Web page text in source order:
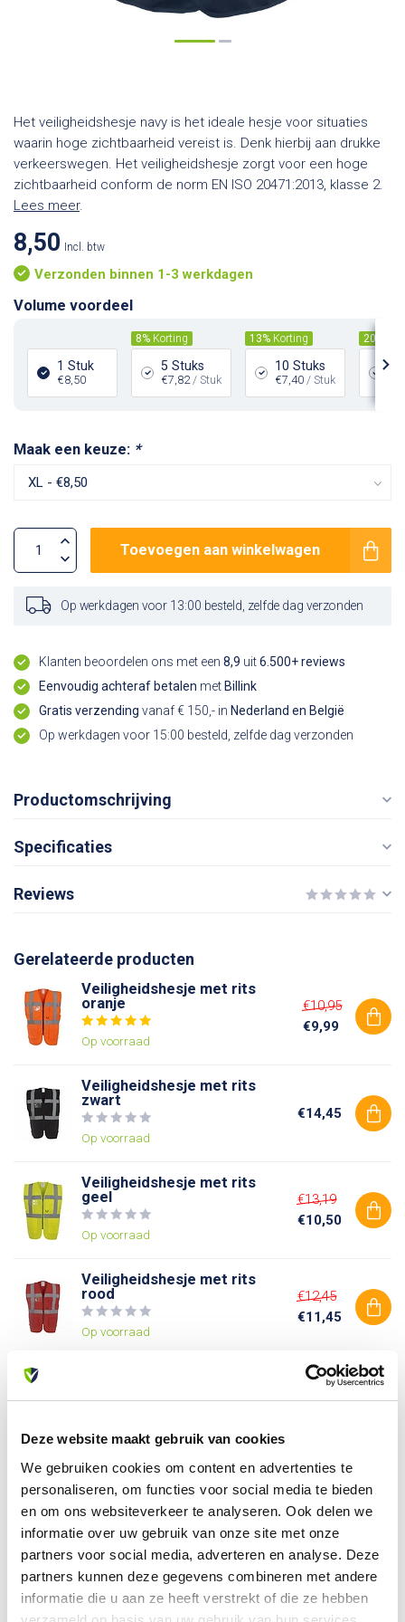
Deze website maakt gebruik van cookies
We gebruiken cookies om content en advertenties te
personaliseren, om functies voor social media te bieden
en om ons websiteverkeer te analyseren. Ook delen we
informatie over uw gebruik van onze site met onze
partners voor social media, adverteren en analyse. Deze
partners kunnen deze gegevens combineren met andere
informatie die u aan ze heeft verstrekt of die ze hebben
Het veiligheidshesje navy is het ideale hesje voor situaties
waarin hoge zichtbaarheid vereist is. Denk hierbij aan drukke
verkeerswegen. Het veiligheidshesje zorgt voor een hoge
zichtbaarheid conform de norm EN ISO 20471:2013, klasse 2.
Lees meer.
8,50 Incl. btw
Verzonden binnen 1-3 werkdagen
Volume voordeel
1 Stuk
€8,50
8% Korting
5 Stuks
€7,82 / Stuk
13% Korting
10 Stuks
€7,40 / Stuk
20%
Maak een keuze: *
Toevoegen aan winkelwagen
Op werkdagen voor 13:00 besteld, zelfde dag verzonden
Klanten beoordelen ons met een 8,9 uit6.500+ reviews
Eenvoudig achteraf betalen met Billink
Gratis verzending vanaf € 150,- in Nederland en België
Op werkdagen voor 15:00 besteld, zelfde dag verzonden
Productomschrijving
Specificaties
Reviews
Gerelateerde producten
Veiligheidshesje met rits
oranje
Op voorraad
€10,95
€9,99
Veiligheidshesje met rits
zwart
Op voorraad
€14,45
Veiligheidshesje met rits
geel
Op voorraad
€13,19
€10,50
Veiligheidshesje met rits
rood
Op voorraad
€12,45
€11,45
Heb je vragen over dit product?
Of heb je hulp nodig bij je bestelling? Neem contact op
met onze klantenservice. We helpen je graag verder!
info@allesveilig.nl
+31 (0) 6 82095086